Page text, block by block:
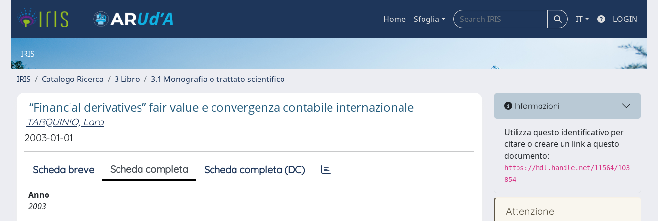
Home Sfoglia IT LOGIN
IRIS
IRIS Catalogo Ricerca 3 Libro 3.1 Monografia o trattato scientifico
“Financial derivatives” fair value e convergenza contabile internazionale
TARQUINIO, Lara
2003-01-01
Scheda breve Scheda completa Scheda completa (DC)
Anno
2003
Informazioni
Utilizza questo identificativo per
citare o creare un link a questo
documento:
https://hdl.handle.net/11564/103
854
Attenzione